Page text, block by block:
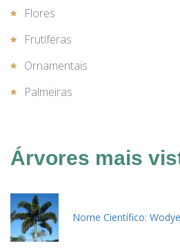
Flores
Frutíferas
Ornamentais
Palmeiras
Árvores mais
Nome Científico: